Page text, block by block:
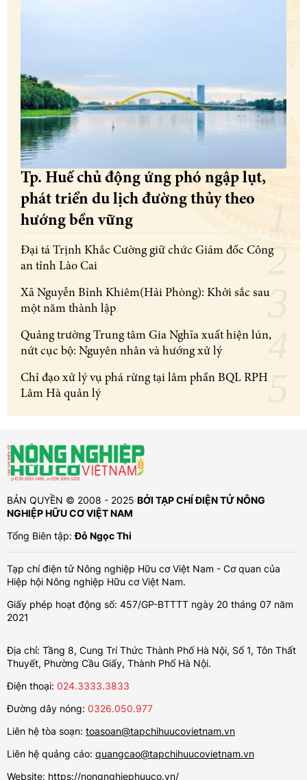
Tp. Huế chủ động ứng phó ngập lụt,
phát triển du lịch đường thủy theo
hướng bền vững
Đại tá Trịnh Khắc Cường giữ chức Giám đốc Công
an tỉnh Lào Cai
Xã Nguyễn Bỉnh Khiêm(Hải Phòng): Khởi sắc sau
một năm thành lập
Quảng trường Trung tâm Gia Nghĩa xuất hiện lún,
nứt cục bộ: Nguyên nhân và hướng xử lý
Chỉ đạo xử lý vụ phá rừng tại lâm phần BQL RPH
Lâm Hà quản lý
BẢN QUYỀN © 2008 - 2025 BỞI TẠP CHÍ ĐIỆN TỬ NÔNG
NGHIỆP HỮU CƠ VIỆT NAM
Tổng Biên tập:Đỗ Ngọc Thi
Tạp chí điện tử Nông nghiệp Hữu cơ Việt Nam - Cơ quan của
Hiệp hội Nông nghiệp Hữu cơ Việt Nam.
Giấy phép hoạt động số: 457/GP-BTTTT ngày 20 tháng 07 năm
2021
Địa chỉ: Tầng 8, Cung Trí Thức Thành Phố Hà Nội, Số 1, Tôn Thất
Thuyết, Phường Cầu Giấy, Thành Phố Hà Nội.
Điện thoại: 024.3333.3833
Đường dây nóng: 0326.050.977
Liên hệ tòa soạn: toasoan@tapchihuucovietnam.vn
Liên hệ quảng cáo: quangcao@tapchihuucovietnam.vn
Website: https://nongnghiephuuco.vn/